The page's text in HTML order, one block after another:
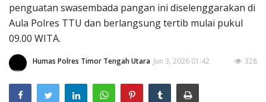
penguatan swasembada pangan ini diselenggarakan di
Aula Polres TTU dan berlangsung tertib mulai pukul
09.00 WITA.
Humas Polres Timor Tengah Utara Jun 3, 2026 01:42 328